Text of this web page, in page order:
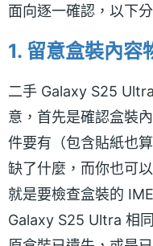
面向逐一確認，以下
1. 留意盒裝內容
二手 Galaxy S25
意，首先是確認盒裝
件要有（包含貼紙也
缺了什麼，而你也可
就是要檢查盒裝的
Galaxy S25 Ultra 相